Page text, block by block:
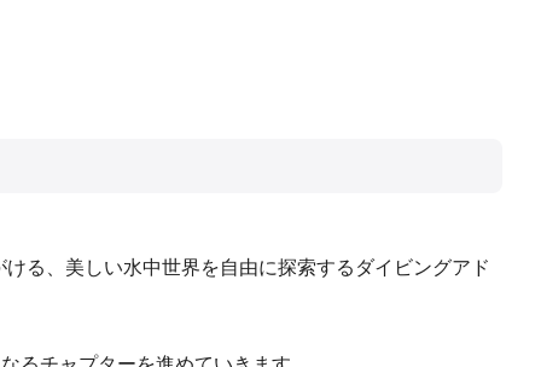
る、美しい水中世界を自由に探索するダイビングアド